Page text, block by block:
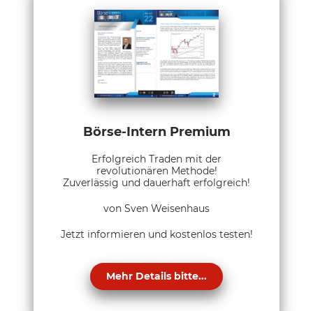
Börse-Intern Premium
Erfolgreich Traden mit der
revolutionären Methode!
Zuverlässig und dauerhaft erfolgreich!
von Sven Weisenhaus
Jetzt informieren und kostenlos testen!
Mehr Details bitte...